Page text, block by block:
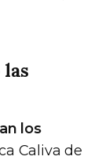
los
Caliva de